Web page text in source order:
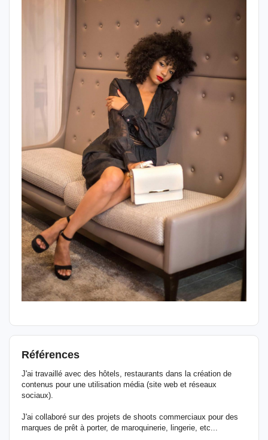
Références
J'ai travaillé avec des hôtels, restaurants dans la création de
contenus pour une utilisation média (site web et réseaux
sociaux).
J'ai collaboré sur des projets de shoots commerciaux pour des
marques de prêt à porter, de maroquinerie, lingerie, etc...